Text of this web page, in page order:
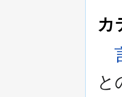
カ
と